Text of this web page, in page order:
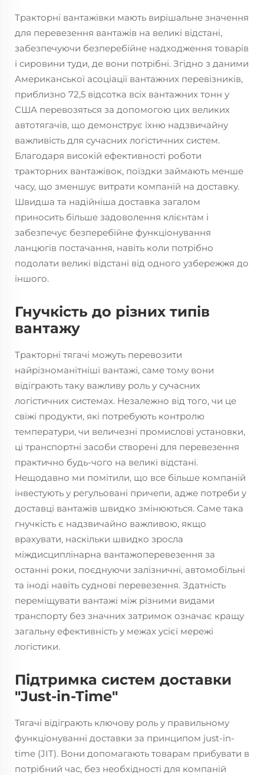
Тракторні вантажівки мають вирішальне значення
для перевезення вантажів на великі відстані,
забезпечуючи безперебійне надходження товарів
і сировини туди, де вони потрібні. Згідно з даними
Американської асоціації вантажних перевізників,
приблизно 72,5 відсотка всіх вантажних тонн у
США перевозяться за допомогою цих великих
автотягачів, що демонструє їхню надзвичайну
важливість для сучасних логістичних систем.
Благодаря високій ефективності роботи
тракторних вантажівок, поїздки займають менше
часу, що зменшує витрати компаній на доставку.
Швидша та надійніша доставка загалом
приносить більше задоволення клієнтам і
забезпечує безперебійне функціонування
ланцюгів постачання, навіть коли потрібно
подолати великі відстані від одного узбережжя до
іншого.
Гнучкість до різних типів
вантажу
Тракторні тягачі можуть перевозити
найрізноманітніші вантажі, саме тому вони
відіграють таку важливу роль у сучасних
логістичних системах. Незалежно від того, чи це
свіжі продукти, які потребують контролю
температури, чи величезні промислові установки,
ці транспортні засоби створені для перевезення
практично будь-чого на великі відстані.
Нещодавно ми помітили, що все більше компаній
інвестують у регульовані причепи, адже потреби у
доставці вантажів швидко змінюються. Саме така
гнучкість є надзвичайно важливою, якщо
врахувати, наскільки швидко зросла
міждисциплінарна вантажоперевезення за
останні роки, поєднуючи залізничні, автомобільні
та іноді навіть суднові перевезення. Здатність
переміщувати вантажі між різними видами
транспорту без значних затримок означає кращу
загальну ефективність у межах усієї мережі
логістики.
Підтримка систем доставки
"Just-in-Time"
Тягачі відіграють ключову роль у правильному
функціонуванні доставки за принципом just-in-
time (JIT). Вони допомагають товарам прибувати в
потрібний час, без необхідності для компаній